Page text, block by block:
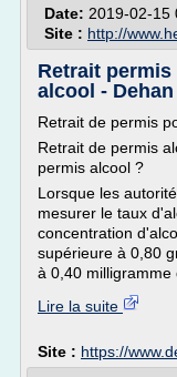
Date: 2019-02-15
Site : http://
Retrait
alcool - Dehan
Retrait de permis
Retrait de permis
permis alcool ?
Lorsque les
mesurer le taux
concentration
supérieure à 0,80
à 0,40 milligramme
Lire la suite
Site : https://